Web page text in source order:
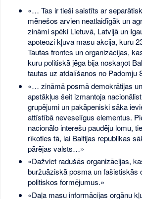
«… Tas ir tieši saistīts ar
mēnešos arvien neatlaidīgāk un
zināmi spēki Lietuvā, Latvijā un
apoteozi kļuva masu akcija, kuru
Tautas frontes un organizācijas,
kuru politiskā jēga bija noskaņot
tautas uz atdalīšanos no Padomju
«… zināmā posmā demokrātijas
apstākļus šeit izmantoja
grupējumi un pakāpeniski sāka
attīstībā neveselīgus elementus.
nacionālo interešu paudēju lomu,
rīkoties tā, lai Baltijas republikas
pārējas valsts…»
«Dažviet radušās organizācijas,
buržuāziskā posma un fašistiskās
politiskos formējumus.»
«Daļa masu informācijas orgānu